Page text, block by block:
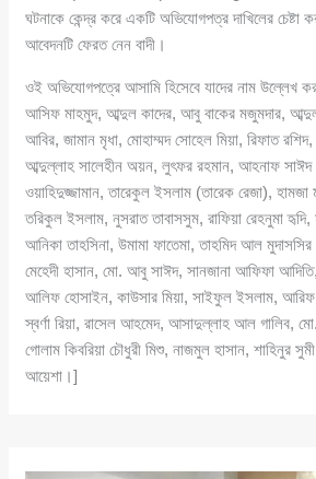
ঘটনাকে কেন্দ্র করে একটি অভিযোগপত্র দাখিলের চেষ্টা
আবেদনটি ফেরত নেন বাদী।
ওই অভিযোগপত্রে আসামি হিসেবে যাদের নাম উল্লেখ
আসিফ মাহমুদ, আব্দুল কাদের, আবু বাকের মজুমদার,
আবির, জামান মৃধা, মোহাম্মদ সোহেল মিয়া, রিফাত
আব্দুল্লাহ সালেহীন অয়ন, লুৎফর রহমান, আহনাফ সাঈদ
ওয়াহিদুজ্জামান, তারেকুল ইসলাম (তারেক রেজা), হামজা
তরিকুল ইসলাম, নুসরাত তাবাসসুম, রাফিয়া রেহনুমা হৃদি,
আনিকা তাহসিনা, উমামা ফাতেমা, তাহমিদ আল মুদাসসির
মেহেদী হাসান, মো. আবু সাঈদ, সানজানা আফিফা
আলিফ হোসাইন, কাউসার মিয়া, সাইফুল ইসলাম,
স্বর্ণা রিয়া, রাসেল আহমেদ, আসাদুল্লাহ আল গালিব,
গোলাম কিবরিয়া চৌধুরী মিশু, নাজমুল হাসান, শাহিনুর
আয়েশা।]